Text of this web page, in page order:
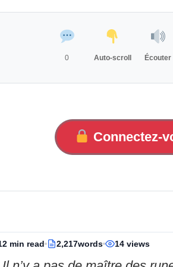
0 Auto-scroll Écouter
Connectez-
min read 2,217words 14 views